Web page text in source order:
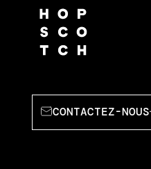
CONTACTEZ-NOUS